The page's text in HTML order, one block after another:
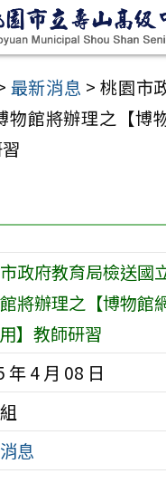
最新消息 > 桃園市
物館將辦理之【博
政府教育局檢送國
將辦理之【博物館
】教師研習
年 4 月 08 日
息